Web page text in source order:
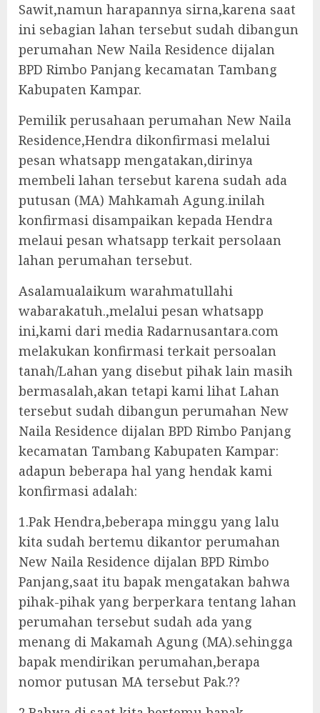
Sawit,namun harapannya sirna,karena saat
ini sebagian lahan tersebut sudah dibangun
perumahan New Naila Residence dijalan
BPD Rimbo Panjang kecamatan Tambang
Kabupaten Kampar.
Pemilik perusahaan perumahan New Naila
Residence,Hendra dikonfirmasi melalui
pesan whatsapp mengatakan,dirinya
membeli lahan tersebut karena sudah ada
putusan (MA) Mahkamah Agung.inilah
konfirmasi disampaikan kepada Hendra
melaui pesan whatsapp terkait persolaan
lahan perumahan tersebut.
Asalamualaikum warahmatullahi
wabarakatuh.,melalui pesan whatsapp
ini,kami dari media Radarnusantara.com
melakukan konfirmasi terkait persoalan
tanah/Lahan yang disebut pihak lain masih
bermasalah,akan tetapi kami lihat Lahan
tersebut sudah dibangun perumahan New
Naila Residence dijalan BPD Rimbo Panjang
kecamatan Tambang Kabupaten Kampar:
adapun beberapa hal yang hendak kami
konfirmasi adalah:
1.Pak Hendra,beberapa minggu yang lalu
kita sudah bertemu dikantor perumahan
New Naila Residence dijalan BPD Rimbo
Panjang,saat itu bapak mengatakan bahwa
pihak-pihak yang berperkara tentang lahan
perumahan tersebut sudah ada yang
menang di Makamah Agung (MA).sehingga
bapak mendirikan perumahan,berapa
nomor putusan MA tersebut Pak.??